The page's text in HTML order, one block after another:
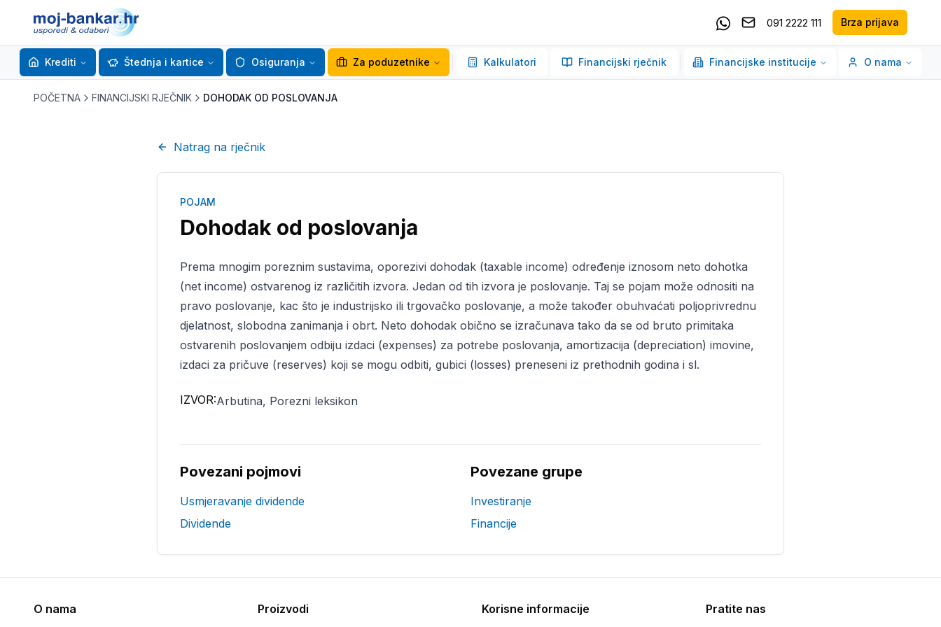
Kontaktirajte nas putem Whatsappa
091 2222 111 Brza prijava
Krediti Štednja i kartice Osiguranja Za poduzetnike Kalkulatori Financijski rječnik Financijske institucije O nama
POČETNA FINANCIJSKI RJEČNIK DOHODAK OD POSLOVANJA
Natrag na rječnik
POJAM
Dohodak od poslovanja
Prema mnogim poreznim sustavima, oporezivi dohodak (taxable income) određenje iznosom neto dohotka
(net income) ostvarenog iz različitih izvora. Jedan od tih izvora je poslovanje. Taj se pojam može odnositi na
pravo poslovanje, kac što je industrijsko ili trgovačko poslovanje, a može također obuhvaćati poljoprivrednu
djelatnost, slobodna zanimanja i obrt. Neto dohodak obično se izračunava tako da se od bruto primitaka
ostvarenih poslovanjem odbiju izdaci (expenses) za potrebe poslovanja, amortizacija (depreciation) imovine,
izdaci za pričuve (reserves) koji se mogu odbiti, gubici (losses) preneseni iz prethodnih godina i sl.
IZVOR:Arbutina, Porezni leksikon
Povezani pojmovi
Usmjeravanje dividende
Dividende
Povezane grupe
Investiranje
Financije
O nama Proizvodi Korisne informacije Pratite nas